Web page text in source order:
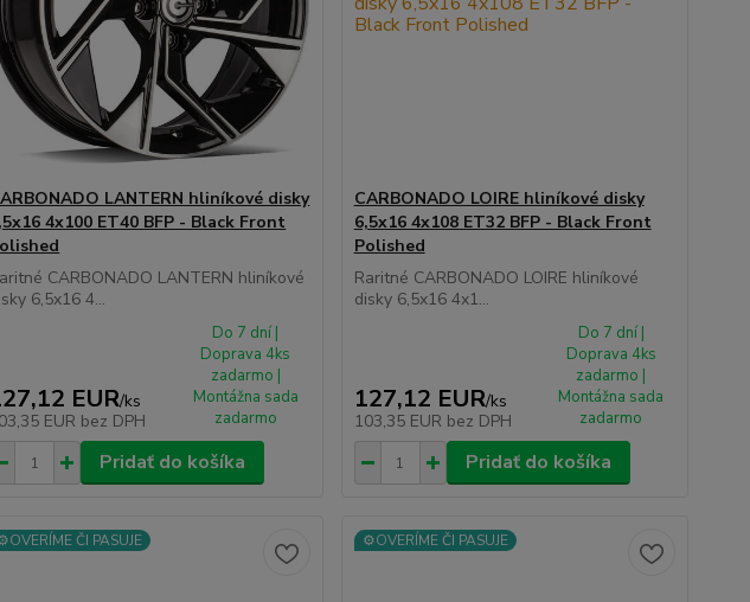
LANTERN hliníkové disky
4x100 ET40 BFP - Black Front
CARBONADO LANTERN hliníkové
6,5x16 4...
EUR/ks
EUR bez DPH
Do 7 dní |
Doprava 4ks
zadarmo |
Montážna sada
zadarmo
Pridať do košíka
CARBONADO LOIRE hliníkové disky
6,5x16 4x108 ET32 BFP - Black Front
Polished
Raritné CARBONADO LOIRE hliníkové
disky 6,5x16 4x1...
127,12 EUR/ks
103,35 EUR bez DPH
Do 7 dní |
Doprava 4ks
zadarmo |
Montážna sada
zadarmo
Pridať do košíka
ČI PASUJE ⚙️OVERÍME ČI PASUJE